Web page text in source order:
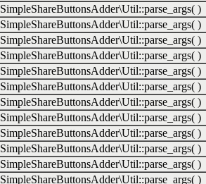
SimpleShareButtonsAdder\Util::parse_args( )
SimpleShareButtonsAdder\Util::parse_args( )
SimpleShareButtonsAdder\Util::parse_args( )
SimpleShareButtonsAdder\Util::parse_args( )
SimpleShareButtonsAdder\Util::parse_args( )
SimpleShareButtonsAdder\Util::parse_args( )
SimpleShareButtonsAdder\Util::parse_args( )
SimpleShareButtonsAdder\Util::parse_args( )
SimpleShareButtonsAdder\Util::parse_args( )
SimpleShareButtonsAdder\Util::parse_args( )
SimpleShareButtonsAdder\Util::parse_args( )
SimpleShareButtonsAdder\Util::parse_args( )